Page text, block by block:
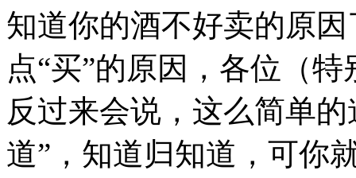
知道你的酒不好卖的原
点“买”的原因，各位（
反过来会说，这么简单
道”，知道归知道，可你